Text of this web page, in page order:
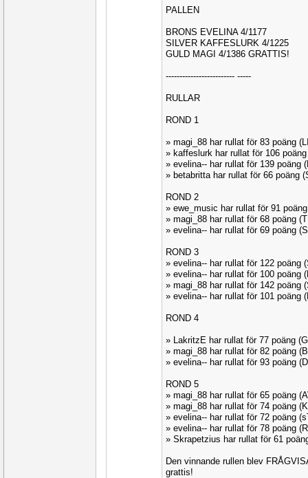
PALLEN
BRONS EVELINA 4/1177
SILVER KAFFESLURK 4/1225
GULD MAGI 4/1386 GRATTIS!
------------------------- -----
RULLAR
ROND 1
» magi_88 har rullat för 83 poäng
» kaffeslurk har rullat för 106
» evelina-- har rullat för 139 poäng
» betabritta har rullat för 66 poäng
ROND 2
» ewe_music har rullat för 91
» magi_88 har rullat för 68 poäng
» evelina-- har rullat för 69 poäng
ROND 3
» evelina-- har rullat för 122 poäng
» evelina-- har rullat för 100 poäng
» magi_88 har rullat för 142 poäng
» evelina-- har rullat för 101 poäng
ROND 4
» LakritzE har rullat för 77 poäng
» magi_88 har rullat för 82 poäng
» evelina-- har rullat för 93 poäng
ROND 5
» magi_88 har rullat för 65 poäng
» magi_88 har rullat för 74 poäng
» evelina-- har rullat för 72 poäng
» evelina-- har rullat för 78 poäng
» Skrapetzius har rullat för 61
Den vinnande rullen blev
grattis!